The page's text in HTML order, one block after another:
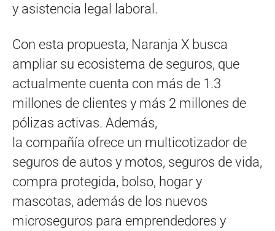
y asistencia legal laboral.
Con esta propuesta, Naranja X busca
ampliar su ecosistema de seguros, que
actualmente cuenta con más de 1.3
millones de clientes y más 2 millones de
pólizas activas. Además,
la compañía ofrece un multicotizador de
seguros de autos y motos, seguros de vida,
compra protegida, bolso, hogar y
mascotas, además de los nuevos
microseguros para emprendedores y